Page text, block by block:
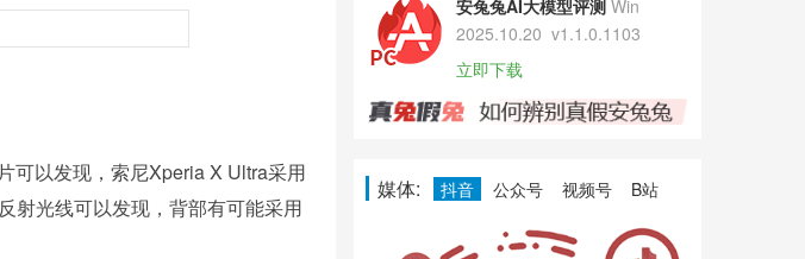
可以发现， 索尼Xperia X Ultra采用
射光线可以发现，背部有可能采用
安兔兔AI大模型评测 Win
2025.10.20 v1.1.0.1103
立即下载
媒体: 抖音 公众号 视频号 B站